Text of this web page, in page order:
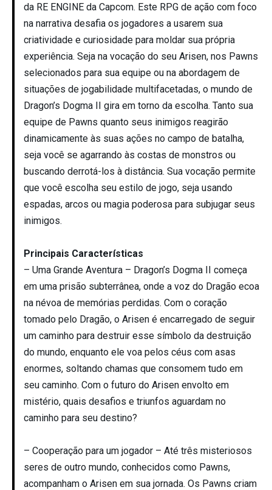
da RE ENGINE da Capcom. Este RPG de ação com foco
na narrativa desafia os jogadores a usarem sua
criatividade e curiosidade para moldar sua própria
experiência. Seja na vocação do seu Arisen, nos Pawns
selecionados para sua equipe ou na abordagem de
situações de jogabilidade multifacetadas, o mundo de
Dragon’s Dogma II gira em torno da escolha. Tanto sua
equipe de Pawns quanto seus inimigos reagirão
dinamicamente às suas ações no campo de batalha,
seja você se agarrando às costas de monstros ou
buscando derrotá-los à distância. Sua vocação permite
que você escolha seu estilo de jogo, seja usando
espadas, arcos ou magia poderosa para subjugar seus
inimigos.
Principais Características
– Uma Grande Aventura – Dragon’s Dogma II começa
em uma prisão subterrânea, onde a voz do Dragão ecoa
na névoa de memórias perdidas. Com o coração
tomado pelo Dragão, o Arisen é encarregado de seguir
um caminho para destruir esse símbolo da destruição
do mundo, enquanto ele voa pelos céus com asas
enormes, soltando chamas que consomem tudo em
seu caminho. Com o futuro do Arisen envolto em
mistério, quais desafios e triunfos aguardam no
caminho para seu destino?
– Cooperação para um jogador – Até três misteriosos
seres de outro mundo, conhecidos como Pawns,
acompanham o Arisen em sua jornada. Os Pawns criam